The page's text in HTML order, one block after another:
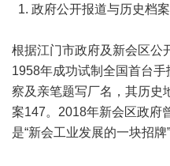
1. 政府公开报道与历史档案
根据江门市政府及新会区公
1958年成功试制全国首台
察及亲笔题写厂名，其历史
案147。2018年新会区政府
是“新会工业发展的一块招牌